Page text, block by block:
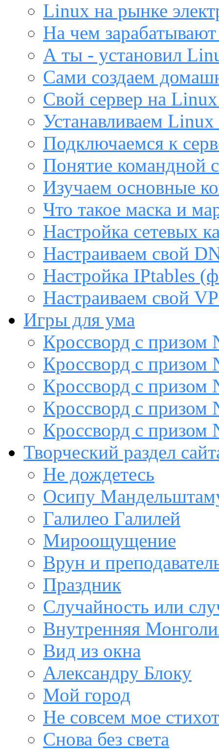
Linux на рынке
На чем
А ты - установил
Сами создаем
Свой сервер на
Устанавливаем
Подключаемся к
Понятие командной
Изучаем основные
Что такое маска и
Настройка сетевых
Настраиваем свой
Настройка IPtables
Настраиваем свой
Игры для ума
Кроссворд с
Кроссворд с
Кроссворд с
Кроссворд с
Кроссворд с
Творческий раздел
Не дождетесь
Осипу
Галилео Галилей
Мироощущение
Врун и
Праздник
Случайность или
Внутренняя
Вид из окна
Александру Блоку
Мой город
Не совсем мое
Снова без света